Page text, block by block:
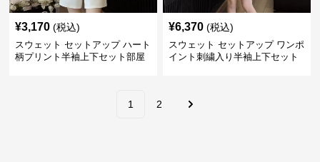
¥3,170 (税込)
スウェット セットアップ ハート
柄プリント半袖上下セット部屋
¥6,370 (税込)
スウェット セットアップ ワンポ
イント刺繍入り半袖上下セット
1 2